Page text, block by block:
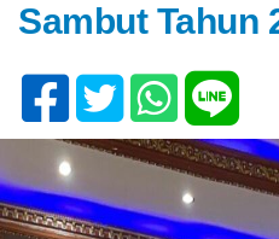
Sambut Tahun